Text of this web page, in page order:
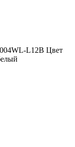
L12B Цвет